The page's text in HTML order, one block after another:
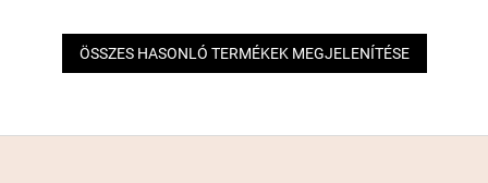
ÖSSZES HASONLÓ TERMÉKEK MEGJELENÍTÉSE